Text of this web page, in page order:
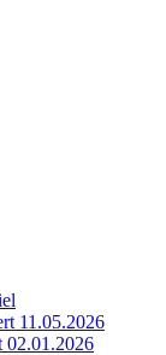
11.05.2026
02.01.2026